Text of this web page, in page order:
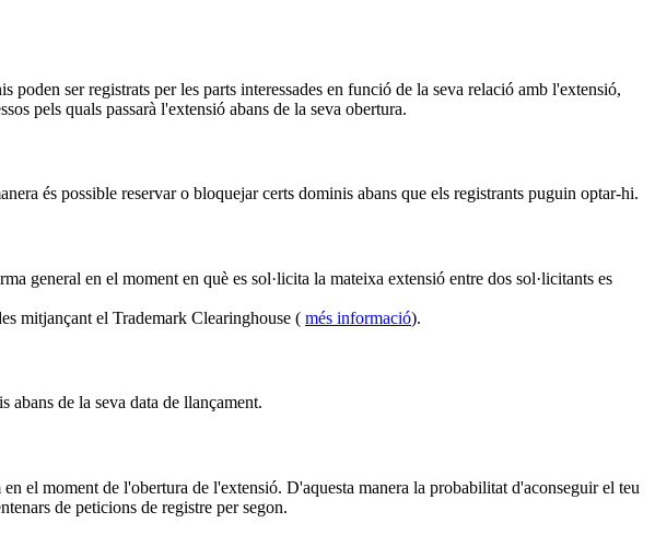
ser registrats per les parts interessades en funció de la seva relació amb l'extensió,
pels quals passarà l'extensió abans de la seva obertura.
és possible reservar o bloquejar certs dominis abans que els registrants puguin optar-hi.
general en el moment en què es sol·licita la mateixa extensió entre dos sol·licitants es
mitjançant el Trademark Clearinghouse ( més informació).
abans de la seva data de llançament.
el moment de l'obertura de l'extensió. D'aquesta manera la probabilitat d'aconseguir el teu
de peticions de registre per segon.